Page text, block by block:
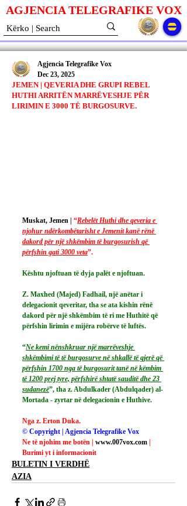
AGJENCIA TELEGRAFIKE VOX
JEMEN | QEVERIA DHE GRUPI REBEL
HUTHI ARRITËN MARRËVESHJE PËR
LIRIMIN E 3000 TË BURGOSURVE.
Agjencia Telegrafike Vox
Dec 23, 2025
Muskat, Jemen | “Rebelët Huthi dhe qeveria e
njohur ndërkombëtarisht e Jemenit kanë rënë
dakord për një shkëmbim të burgosurish që
përfshin gati 3000 veta”.
Kështu njoftuan të dyja palët e njoftuan.
Z. Maxhed (Majed) Fadhail, një anëtar i
delegacionit qeveritar, tha se ata kishin rënë
dakord për një shkëmbim të ri me Huthitë që
përfshin lirimin e mijëra robërve të luftës.
“Ne kemi nënshkruar një marrëveshje
shkëmbimi të të burgosurve në shkallë të gjerë që
përfshin 1700 nga të burgosurit tanë në këmbim
të 1200 prej tyre, përfshirë shtatë sauditë dhe 23
sudanezë”, tha z. Abdulkader (Abdulqader) al-
Mortada - zyrtar në delegacionin e Huthive.
Nga z. Erton Duka.
© Copyright | Agjencia Telegrafike Vox
Ne të njohim me botën | www.007vox.com |
Burimi yt i informacionit
BULETIN I VERDHË
AZIA